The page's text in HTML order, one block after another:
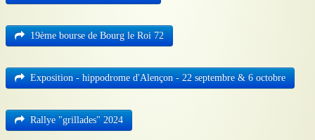
19ème bourse de Bourg le Roi 72
Exposition - hippodrome d'Alençon - 22 septembre & 6 octobre
Rallye "grillades" 2024